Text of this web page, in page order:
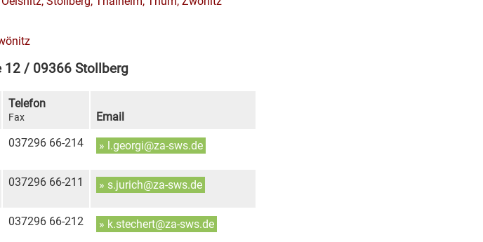
12 / 09366 Stollberg
Telefon
Fax
Email
037296 66-214 » l.georgi@za-sws.de
037296 66-211 » s.jurich@za-sws.de
037296 66-212 » k.stechert@za-sws.de